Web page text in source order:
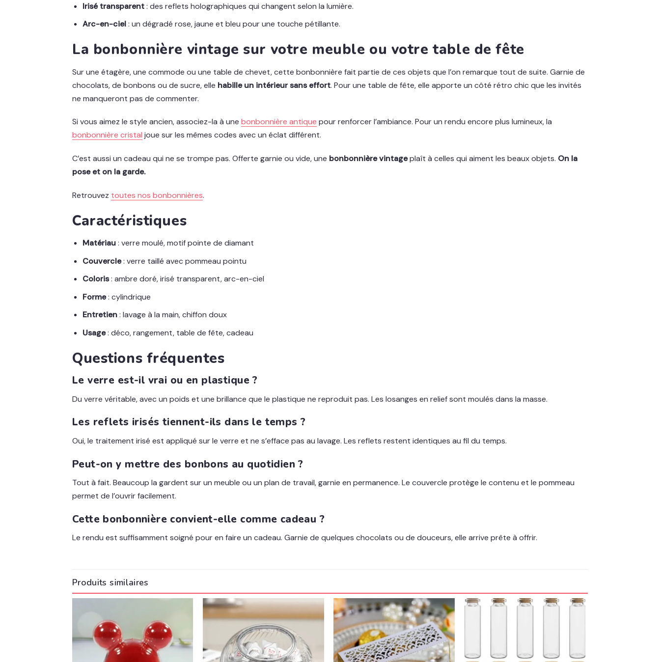
Irisé transparent: des reflets holographiques qui changent selon la lumière.
Arc-en-ciel: un dégradé rose, jaune et bleu pour une touche pétillante.
La bonbonnière vintage sur votre meuble ou votre table de fête
Sur une étagère, une commode ou une table de chevet, cette bonbonnière fait partie de ces objets que l’on remarque tout de suite. Garnie de
chocolats, de bonbons ou de sucre, elle habille un intérieur sans effort. Pour une table de fête, elle apporte un côté rétro chic que les invités
ne manqueront pas de commenter.
Si vous aimez le style ancien, associez-la à une bonbonnière antique pour renforcer l’ambiance. Pour un rendu encore plus lumineux, la
bonbonnière cristal joue sur les mêmes codes avec un éclat différent.
C’est aussi un cadeau qui ne se trompe pas. Offerte garnie ou vide, une bonbonnière vintageplaît à celles qui aiment les beaux objets. On la
pose et on la garde.
Retrouvez toutes nos bonbonnières.
Caractéristiques
Matériau: verre moulé, motif pointe de diamant
Couvercle: verre taillé avec pommeau pointu
Coloris: ambre doré, irisé transparent, arc-en-ciel
Forme: cylindrique
Entretien: lavage à la main, chiffon doux
Usage: déco, rangement, table de fête, cadeau
Questions fréquentes
Le verre est-il vrai ou en plastique ?
Du verre véritable, avec un poids et une brillance que le plastique ne reproduit pas. Les losanges en relief sont moulés dans la masse.
Les reflets irisés tiennent-ils dans le temps ?
Oui, le traitement irisé est appliqué sur le verre et ne s’efface pas au lavage. Les reflets restent identiques au fil du temps.
Peut-on y mettre des bonbons au quotidien ?
Tout à fait. Beaucoup la gardent sur un meuble ou un plan de travail, garnie en permanence. Le couvercle protège le contenu et le pommeau
permet de l’ouvrir facilement.
Cette bonbonnière convient-elle comme cadeau ?
Le rendu est suffisamment soigné pour en faire un cadeau. Garnie de quelques chocolats ou de douceurs, elle arrive prête à offrir.
Produits similaires